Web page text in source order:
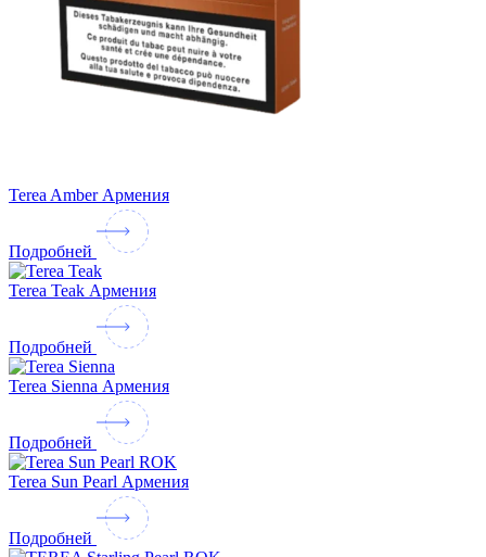
Terea Amber Армения
Подробней
Terea Teak Армения
Подробней
Terea Sienna Армения
Подробней
Terea Sun Pearl Армения
Подробней